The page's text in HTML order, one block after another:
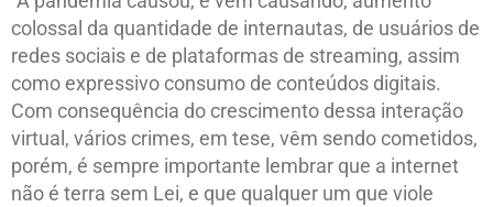
colossal da quantidade de internautas, de usuários de
redes sociais e de plataformas de streaming, assim
como expressivo consumo de conteúdos digitais.
Com consequência do crescimento dessa interação
virtual, vários crimes, em tese, vêm sendo cometidos,
porém, é sempre importante lembrar que a internet
não é terra sem Lei, e que qualquer um que viole